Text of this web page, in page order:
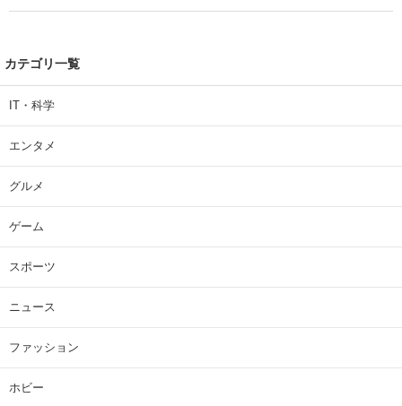
カテゴリ一覧
IT・科学
エンタメ
グルメ
ゲーム
スポーツ
ニュース
ファッション
ホビー